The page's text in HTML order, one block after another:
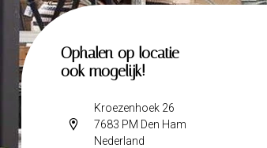
Ophalen op locatie
ook mogelijk!
Kroezenhoek 26
7683 PM Den Ham
Nederland